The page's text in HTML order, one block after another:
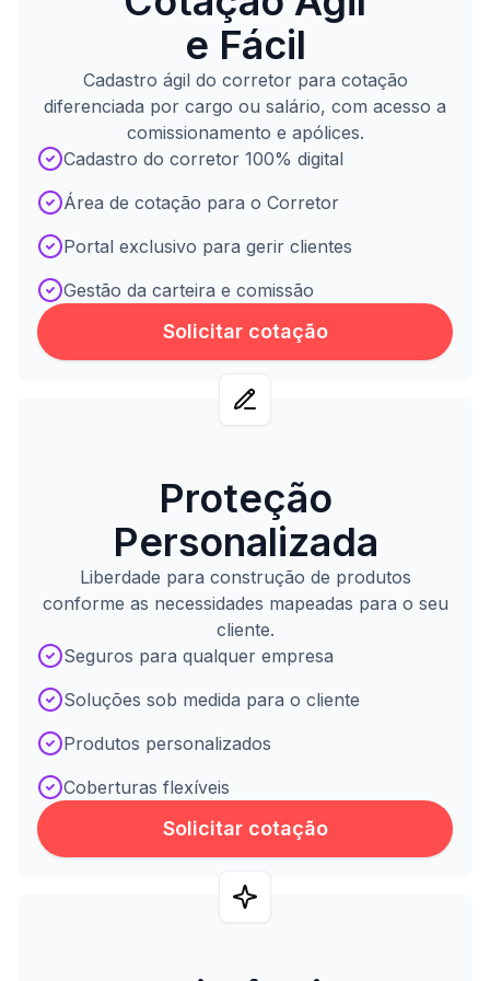
e Fácil
Cadastro ágil do corretor para cotação
diferenciada por cargo ou salário, com acesso a
comissionamento e apólices.
Cadastro do corretor 100% digital
Área de cotação para o Corretor
Portal exclusivo para gerir clientes
Gestão da carteira e comissão
Solicitar cotação
Proteção
Personalizada
Liberdade para construção de produtos
conforme as necessidades mapeadas para o seu
cliente.
Seguros para qualquer empresa
Soluções sob medida para o cliente
Produtos personalizados
Coberturas flexíveis
Solicitar cotação